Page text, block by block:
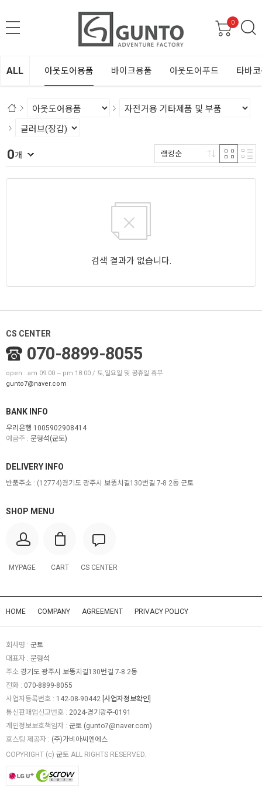
0
ALL 아웃도어용품 바이크용품 아웃도어푸드 타바
0개 랭킹순
검색 결과가 없습니다.
CS CENTER
070-8899-8055
open : am 09:00 ~ pm 18:00 / 토,일요일 및 공휴일 휴무
gunto7@naver.com
BANK INFO
우리은행 1005902908414
예금주 : 문형석(군토)
SHOP MENU
MYPAGE CART CS CENTER
DELIVERY INFO
반품주소 : (12774)경기도 광주시 보뚱치길130번길 7-8 2동 군토
HOME COMPANY AGREEMENT PRIVACY POLICY
회사명 : 군토
대표자 : 문형석
주소 경기도 광주시 보뚱치길130번길 7-8 2동
전화 : 070-8899-8055
사업자등록번호 : 142-08-90442 [사업자정보확인]
통신판매업신고번호 : 2024-경기광주-0191
개인정보보호책임자 : 군토 (gunto7@naver.com)
호스팅 제공자 : (주)가비아씨엔에스
COPYRIGHT (c) 군토 ALL RIGHTS RESERVED.